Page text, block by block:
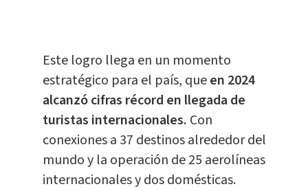
Este logro llega en un momento
estratégico para el país, queen 2024
alcanzó cifras récord en llegada de
turistas internacionales. Con
conexiones a 37 destinos alrededor del
mundo y la operación de 25 aerolíneas
internacionales y dos domésticas.